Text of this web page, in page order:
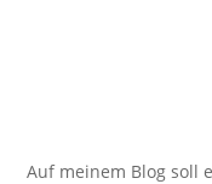
Auf meinem Blog soll